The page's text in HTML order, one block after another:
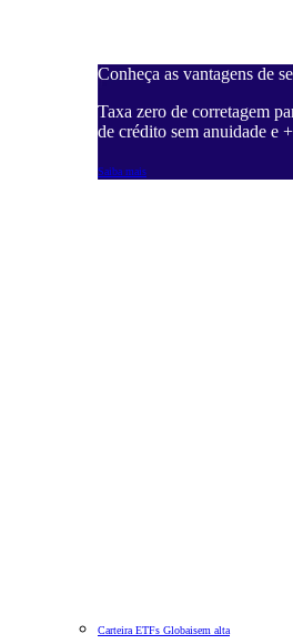
Conheça as vantagens de
Taxa zero de corretagem
de crédito sem anuidade e +
Saiba mais
Carteira ETFs Globaisem alta